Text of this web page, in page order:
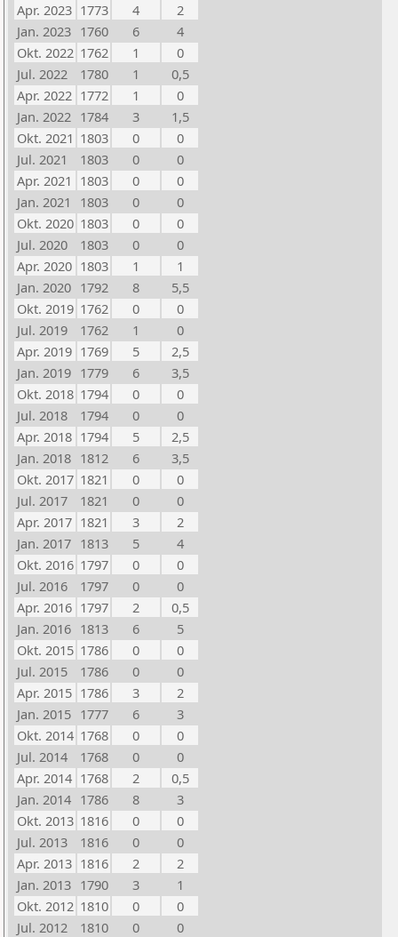
Apr. 2023 1773 4
2
Jan. 2023 1760 6
4
Okt. 2022 1762 1
0
Jul. 2022
1780 1
0,5
Apr. 2022 1772 1
0
Jan. 2022 1784 3
1,5
Okt. 2021 1803 0
0
Jul. 2021
1803 0
0
Apr. 2021 1803 0
0
Jan. 2021
1803 0
0
Okt. 2020 1803 0
0
Jul. 2020
1803 0
0
Apr. 2020 1803 1
1
Jan. 2020 1792 8
5,5
Okt. 2019 1762 0
0
Jul. 2019
1762 1
0
Apr. 2019 1769 5
2,5
Jan. 2019 1779 6
3,5
Okt. 2018 1794 0
0
Jul. 2018
1794 0
0
Apr. 2018 1794 5
2,5
Jan. 2018 1812 6
3,5
Okt. 2017 1821 0
0
Jul. 2017
1821 0
0
Apr. 2017 1821 3
2
Jan. 2017 1813 5
4
Okt. 2016 1797 0
0
Jul. 2016
1797 0
0
Apr. 2016 1797 2
0,5
Jan. 2016 1813 6
5
Okt. 2015 1786 0
0
Jul. 2015
1786 0
0
Apr. 2015 1786 3
2
Jan. 2015 1777 6
3
Okt. 2014 1768 0
0
Jul. 2014
1768 0
0
Apr. 2014 1768 2
0,5
Jan. 2014 1786 8
3
Okt. 2013 1816 0
0
Jul. 2013
1816 0
0
Apr. 2013 1816 2
2
Jan. 2013 1790 3
1
Okt. 2012 1810 0
0
Jul. 2012
1810 0
0